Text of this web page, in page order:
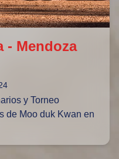
- Mendoza
y Torneo
de Moo duk Kwan en